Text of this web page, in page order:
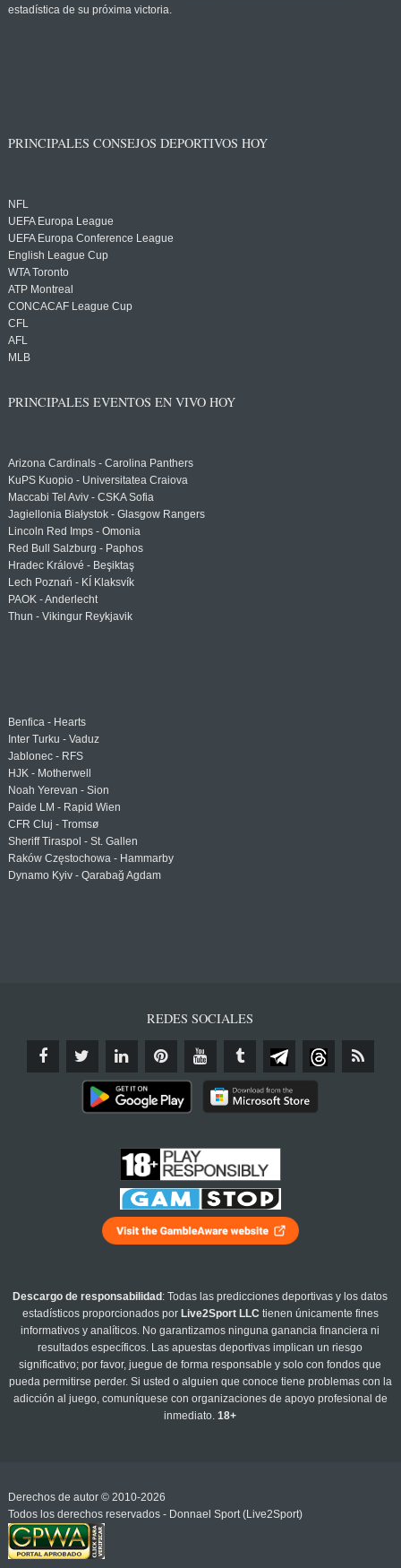
estadística de su próxima victoria.
PRINCIPALES CONSEJOS DEPORTIVOS HOY
NFL
UEFA Europa League
UEFA Europa Conference League
English League Cup
WTA Toronto
ATP Montreal
CONCACAF League Cup
CFL
AFL
MLB
PRINCIPALES EVENTOS EN VIVO HOY
Arizona Cardinals - Carolina Panthers
KuPS Kuopio - Universitatea Craiova
Maccabi Tel Aviv - CSKA Sofia
Jagiellonia Białystok - Glasgow Rangers
Lincoln Red Imps - Omonia
Red Bull Salzburg - Paphos
Hradec Králové - Beşiktaş
Lech Poznań - KÍ Klaksvík
PAOK - Anderlecht
Thun - Vikingur Reykjavik
Benfica - Hearts
Inter Turku - Vaduz
Jablonec - RFS
HJK - Motherwell
Noah Yerevan - Sion
Paide LM - Rapid Wien
CFR Cluj - Tromsø
Sheriff Tiraspol - St. Gallen
Raków Częstochowa - Hammarby
Dynamo Kyiv - Qarabağ Agdam
REDES SOCIALES
Descargo de responsabilidad : Todas las predicciones deportivas y los datos
estadísticos proporcionados por Live2Sport LLC tienen únicamente fines
informativos y analíticos. No garantizamos ninguna ganancia financiera ni
resultados específicos. Las apuestas deportivas implican un riesgo
significativo; por favor, juegue de forma responsable y solo con fondos que
pueda permitirse perder. Si usted o alguien que conoce tiene problemas con la
adicción al juego, comuníquese con organizaciones de apoyo profesional de
inmediato.18+
Derechos de autor © 2010-2026
Todos los derechos reservados - Donnael Sport (Live2Sport)